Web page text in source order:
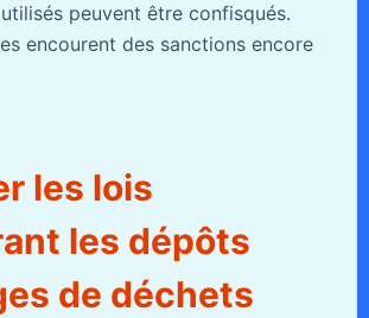
peuvent être confisqués.
encourent des sanctions encore
les lois
les dépôts
de déchets